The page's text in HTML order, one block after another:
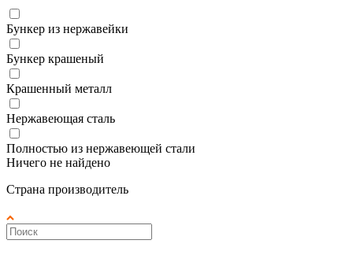
Бункер из нержавейки
Бункер крашеный
Крашенный металл
Нержавеющая сталь
Полностью из нержавеющей стали
Ничего не найдено
Страна производитель